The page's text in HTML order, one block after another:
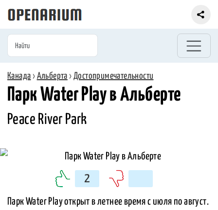
Канада › Альберта ›Достопримечательности
Парк Water Play в Альберте
Peace River Park
2
Парк Water Play открыт в летнее время с июля по август.